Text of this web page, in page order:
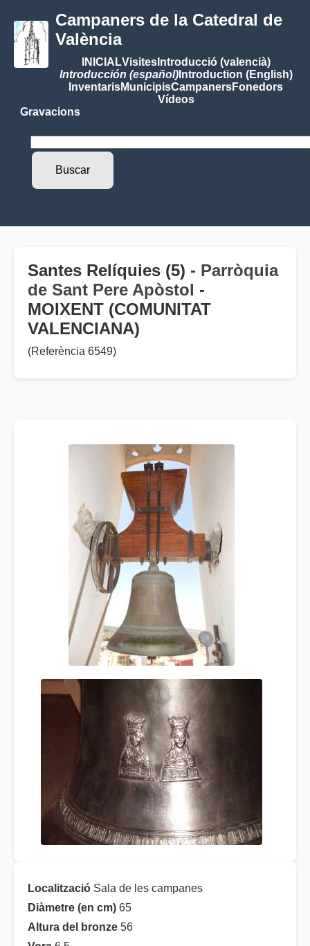
Campaners de la Catedral de
València
INICIALVisitesIntroducció (valencià)
Introducción (español)Introduction (English)
InventarisMunicipisCampanersFonedors
Vídeos
Gravacions
Santes Relíquies (5) - Parròquia
de Sant Pere Apòstol -
MOIXENT (COMUNITAT
VALENCIANA)
(Referència 6549)
Localització Sala de les campanes
Diàmetre (en cm) 65
Altura del bronze 56